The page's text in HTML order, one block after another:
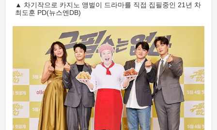
▲ 차기작으로 카지노 앵벌이 드라마를 직접 집필중인 21년 차
최도훈 PD(뉴스엔DB)